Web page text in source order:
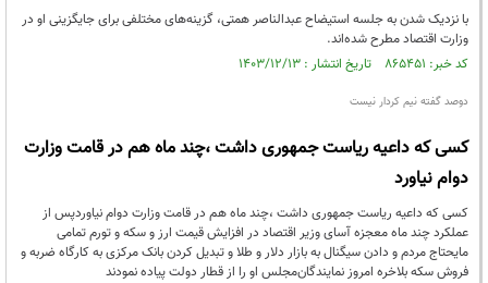
با نزدیک شدن به جلسه استیضاح عبدالناصر همتی، گزینه‌های مختلفی برای جایگزینی او در
وزارت اقتصاد مطرح شده‌اند.
کد خبر: ۸۶۵۴۵۱ تاریخ انتشار : ۱۴۰۳/۱۲/۱۳
دوصد گفته نیم کردار نیست
کسی که داعیه ریاست جمهوری داشت ،چند ماه هم در قامت وزارت
دوام نیاورد
کسی که داعیه ریاست جمهوری داشت ،چند ماه هم در قامت وزارت دوام نیاوردپس از
عملکرد چند ماه معجزه آسای وزیر اقتصاد در افزایش قیمت ارز و سکه و تورم تمامی
مایحتاج مردم و دادن سیگنال به بازار دلار و طلا و تبدیل کردن بانک مرکزی به کارگاه ضربه و
فروش سکه بلاخره امروز نمایندگان‌مجلس او را از قطار دولت پیاده نمودند